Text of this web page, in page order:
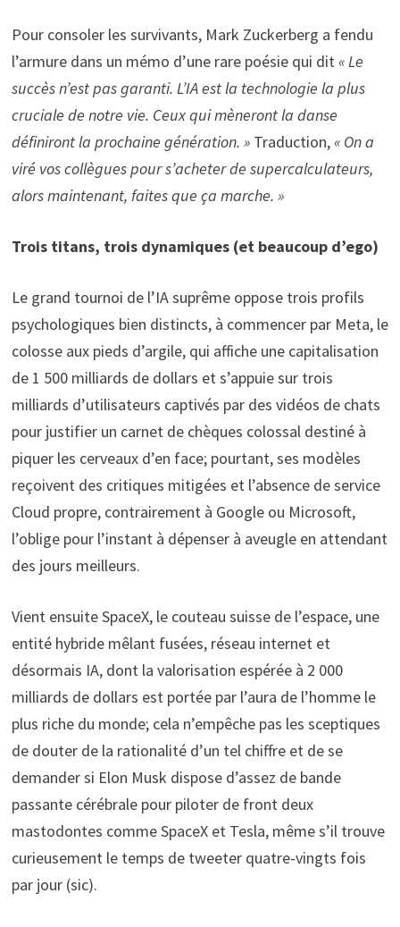
Pour consoler les survivants, Mark Zuckerberg a fendu
l’armure dans un mémo d’une rare poésie qui dit« Le
succès n’est pas garanti. L’IA est la technologie la plus
cruciale de notre vie. Ceux qui mèneront la danse
définiront la prochaine génération. »Traduction,« On a
viré vos collègues pour s’acheter de supercalculateurs,
alors maintenant, faites que ça marche. »
Trois titans, trois dynamiques (et beaucoup d’ego)
Le grand tournoi de l’IA suprême oppose trois profils
psychologiques bien distincts, à commencer par Meta, le
colosse aux pieds d’argile, qui affiche une capitalisation
de 1 500 milliards de dollars et s’appuie sur trois
milliards d’utilisateurs captivés par des vidéos de chats
pour justifier un carnet de chèques colossal destiné à
piquer les cerveaux d’en face; pourtant, ses modèles
reçoivent des critiques mitigées et l’absence de service
Cloud propre, contrairement à Google ou Microsoft,
l’oblige pour l’instant à dépenser à aveugle en attendant
des jours meilleurs.
Vient ensuite SpaceX, le couteau suisse de l’espace, une
entité hybride mêlant fusées, réseau internet et
désormais IA, dont la valorisation espérée à 2 000
milliards de dollars est portée par l’aura de l’homme le
plus riche du monde; cela n’empêche pas les sceptiques
de douter de la rationalité d’un tel chiffre et de se
demander si Elon Musk dispose d’assez de bande
passante cérébrale pour piloter de front deux
mastodontes comme SpaceX et Tesla, même s’il trouve
curieusement le temps de tweeter quatre-vingts fois
par jour (sic).